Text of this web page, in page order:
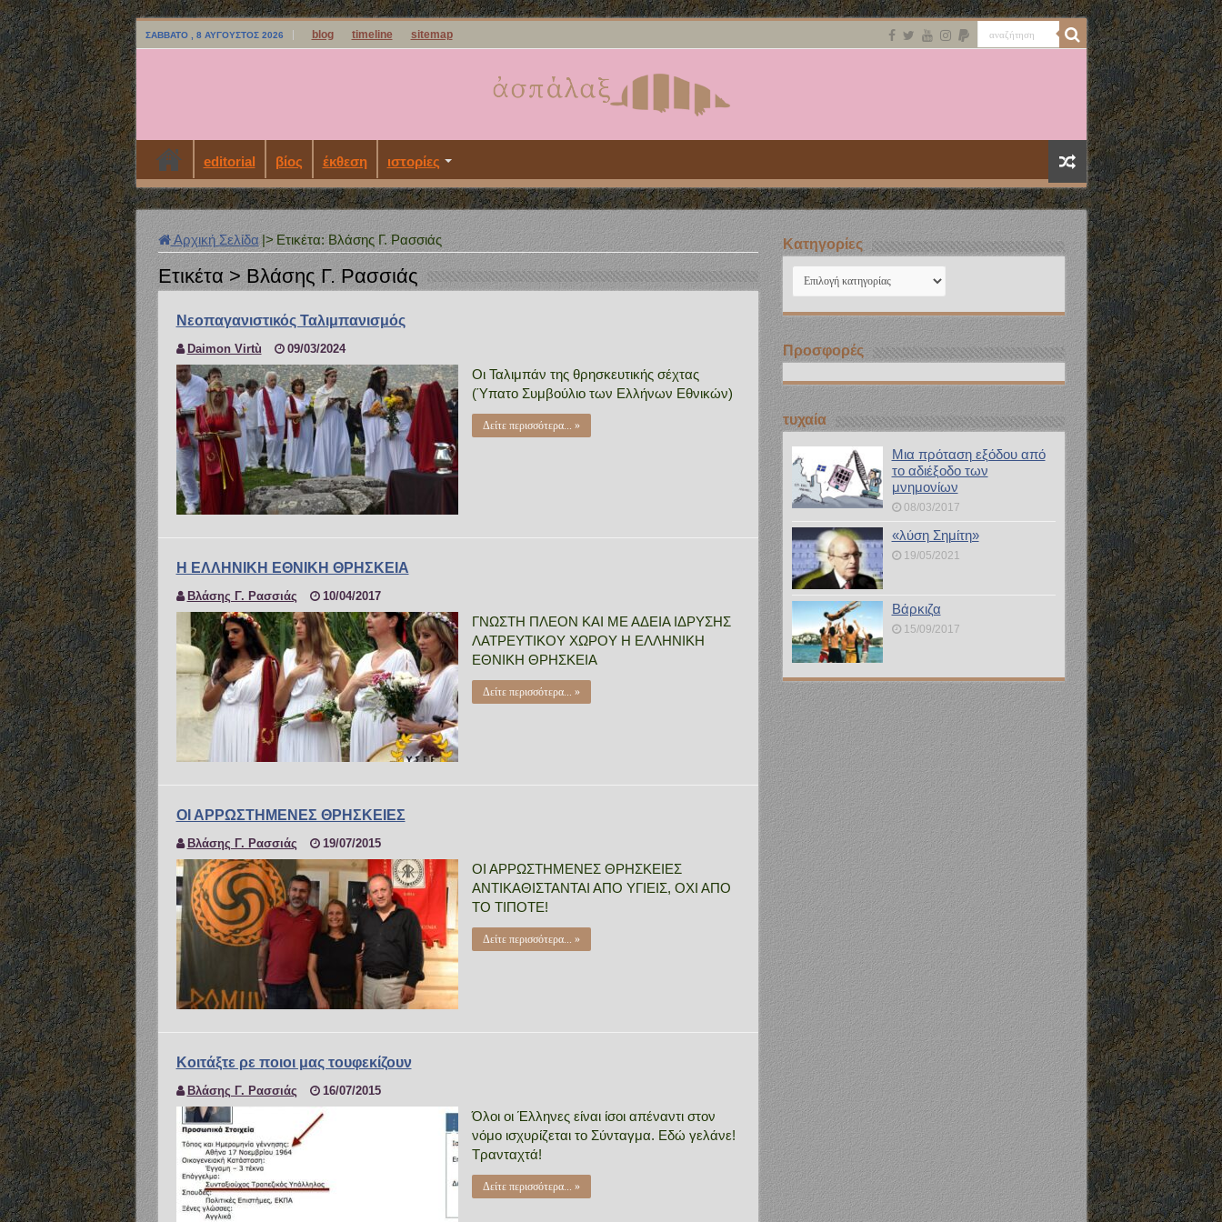
ΣΆΒΒΑΤΟ , 8 ΑΎΓΟΥΣΤΟΣ 2026 blog timeline sitemap
editorial βίος έκθεση ιστορίες
Αρχική Σελίδα |>Ετικέτα:Βλάσης Γ. Ρασσιάς
Ετικέτα >Βλάσης Γ. Ρασσιάς
Νεοπαγανιστικός Ταλιμπανισμός
Daimon Virtù 09/03/2024
Οι Ταλιμπάν της θρησκευτικής σέχτας
(Ύπατο Συμβούλιο των Ελλήνων Εθνικών)
Δείτε περισσότερα... »
Η ΕΛΛΗΝΙΚΗ ΕΘΝΙΚΗ ΘΡΗΣΚΕΙΑ
Βλάσης Γ. Ρασσιάς 10/04/2017
ΓΝΩΣΤΗ ΠΛΕΟΝ ΚΑΙ ΜΕ ΑΔΕΙΑ ΙΔΡΥΣΗΣ
ΛΑΤΡΕΥΤΙΚΟΥ ΧΩΡΟΥ Η ΕΛΛΗΝΙΚΗ
ΕΘΝΙΚΗ ΘΡΗΣΚΕΙΑ
Δείτε περισσότερα... »
ΟΙ ΑΡΡΩΣΤΗΜΕΝΕΣ ΘΡΗΣΚΕΙΕΣ
Βλάσης Γ. Ρασσιάς 19/07/2015
ΟΙ ΑΡΡΩΣΤΗΜΕΝΕΣ ΘΡΗΣΚΕΙΕΣ
ΑΝΤΙΚΑΘΙΣΤΑΝΤΑΙ ΑΠΟ ΥΓΙΕΙΣ, ΟΧΙ ΑΠΟ
ΤΟ ΤΙΠΟΤΕ!
Δείτε περισσότερα... »
Κοιτάξτε ρε ποιοι μας τουφεκίζουν
Βλάσης Γ. Ρασσιάς 16/07/2015
Όλοι οι Έλληνες είναι ίσοι απέναντι στον
νόμο ισχυρίζεται το Σύνταγμα. Εδώ γελάνε!
Τρανταχτά!
Δείτε περισσότερα... »
Kατηγορίες
Kατηγορίες
Προσφορές
τυχαία
Μια πρόταση εξόδου από
το αδιέξοδο των
μνημονίων
08/03/2017
«λύση Σημίτη»
19/05/2021
Βάρκιζα
15/09/2017